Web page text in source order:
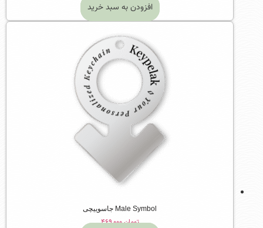
افزودن به سبد خرید
Male Symbol جاسوییچی
تومان۴۶۹,۰۰۰